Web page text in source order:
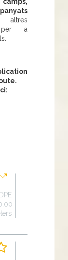
per a